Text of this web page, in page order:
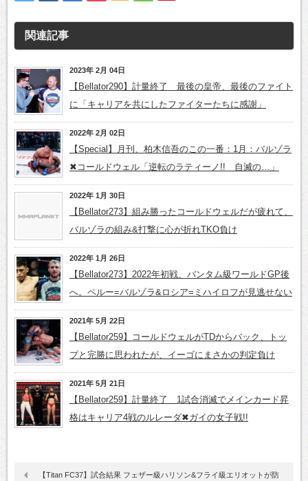
関連記事
2023年 2月 04日
【Bellator290】計量終了 最後の皇帝、最後のファイト
に「キャリアを共にしたファイターたちに感謝」
2022年 2月 02日
【Special】月刊、柏木信吾のこの一番：1月：バルゾラ
✖コールドウェル「逆転のラティーノ!! 自滅の…」
2022年 1月 30日
【Bellator273】組み勝ったコールドウェルだが疲れて、
バルゾラの組み&打撃に心が折れTKO負け
2022年 1月 26日
【Bellator273】2022年初戦、バンタム級ワールドGP後
へ。ペルー=バルゾラ&ロシア=ミハイロフが見逃せない
2021年 5月 22日
【Bellator259】コールドウェルがTDからバック、トッ
プと完勝に思われたが、イーゴにまさかの判定負け
2021年 5月 21日
【Bellator259】計量終了 1試合消滅でメインカード昇
格はキャリア4戦のルレーダ✖ガイの女子戦!!
【Titan FC37】試合結果 フェザー級ハリソン&フライ級エリオットが防